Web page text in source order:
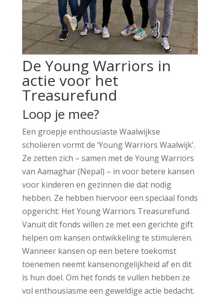
De Young Warriors in
actie voor het
Treasurefund
Loop je mee?
Een groepje enthousiaste Waalwijkse
scholieren vormt de ‘Young Warriors Waalwijk’.
Ze zetten zich – samen met de Young Warriors
van Aamaghar (Nepal) – in voor betere kansen
voor kinderen en gezinnen die dat nodig
hebben. Ze hebben hiervoor een speciaal fonds
opgericht: Het Young Warriors Treasurefund.
Vanuit dit fonds willen ze met een gerichte gift
helpen om kansen ontwikkeling te stimuleren.
Wanneer kansen op een betere toekomst
toenemen neemt kansenongelijkheid af en dit
is hun doel. Om het fonds te vullen hebben ze
vol enthousiasme een geweldige actie bedacht.